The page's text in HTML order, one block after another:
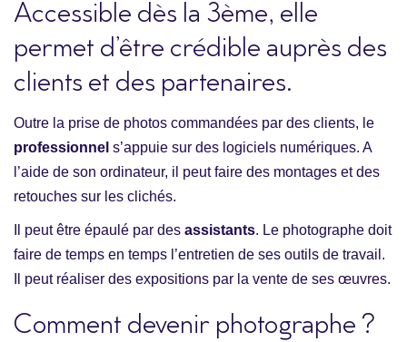
Accessible dès la 3ème, elle
permet d’être crédible auprès des
clients et des partenaires.
Outre la prise de photos commandées par des clients, le
professionnel s’appuie sur des logiciels numériques. A
l’aide de son ordinateur, il peut faire des montages et des
retouches sur les clichés.
Il peut être épaulé par des assistants. Le photographe doit
faire de temps en temps l’entretien de ses outils de travail.
Il peut réaliser des expositions par la vente de ses œuvres.
Comment devenir photographe ?